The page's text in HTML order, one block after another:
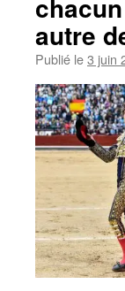
autre
Publié le3 juin